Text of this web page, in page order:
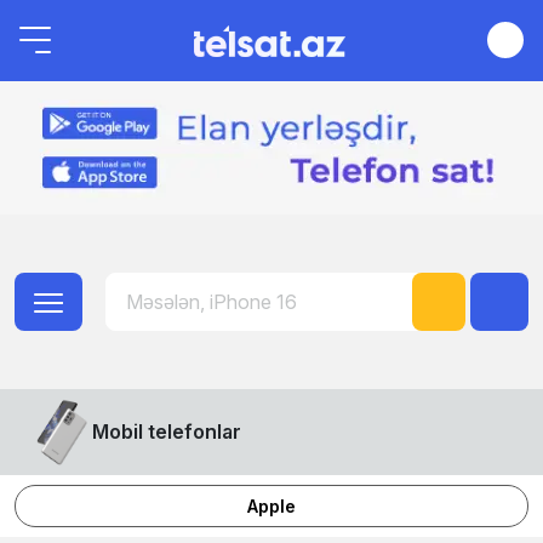
Mobil telefonlar
Honor